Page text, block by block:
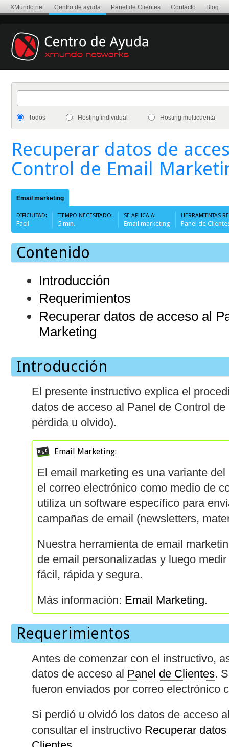
XMundo.net Centro de ayuda Panel de Clientes Contacto Blog
Todos Hosting individual Hosting multicuenta
Recuperar datos de
Control de Email
Email marketing
DIFICULTAD:
Facil
TIEMPO NECESITADO:
5 min.
SE APLICA A:
Email marketing
HERRAMIENTAS
Panel de
Contenido
Introducción
Requerimientos
Recuperar datos de acceso al
Marketing
Introducción
El presente instructivo explica el
datos de acceso al Panel de Control
pérdida u olvido).
Email Marketing:
El email marketing es una variante
el correo electrónico como medio de
utiliza un software específico para
campañas de email (newsletters,
Nuestra herramienta de email
de email personalizadas y luego
fácil, rápida y segura.
Más información: Email Marketing.
Requerimientos
Antes de comenzar con el instructivo,
datos de acceso al Panel de Clientes.
fueron enviados por correo electrónico
Si perdió u olvidó los datos de acceso
consultar el instructivo Recuperar